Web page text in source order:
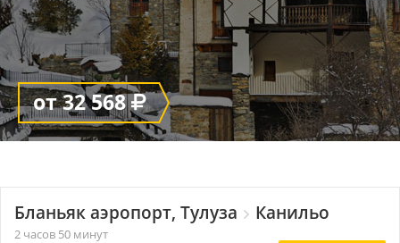
от 32 568
Бланьяк аэропорт, Тулуза Канильо
2 часов 50 минут